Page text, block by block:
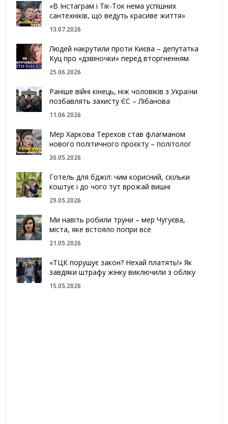
«В Інстаграм і Тік-Ток нема успішних
сантехніків, що ведуть красиве життя»
13.07.2026
Людей накрутили проти Києва – депутатка
Куц про «дзвіночки» перед вторгненням
25.06.2026
Раніше війні кінець, ніж чоловіків з України
позбавлять захисту ЄС – Лібанова
11.06.2026
Мер Харкова Терехов став флагманом
нового політичного проєкту – політолог
30.05.2026
Готель для бджіл: чим корисний, скільки
коштує і до чого тут врожай вишні
29.05.2026
Ми навіть робили труни – мер Чугуєва,
міста, яке встояло попри все
21.05.2026
«ТЦК порушує закон? Нехай платять!» Як
завдяки штрафу жінку виключили з обліку
15.05.2026